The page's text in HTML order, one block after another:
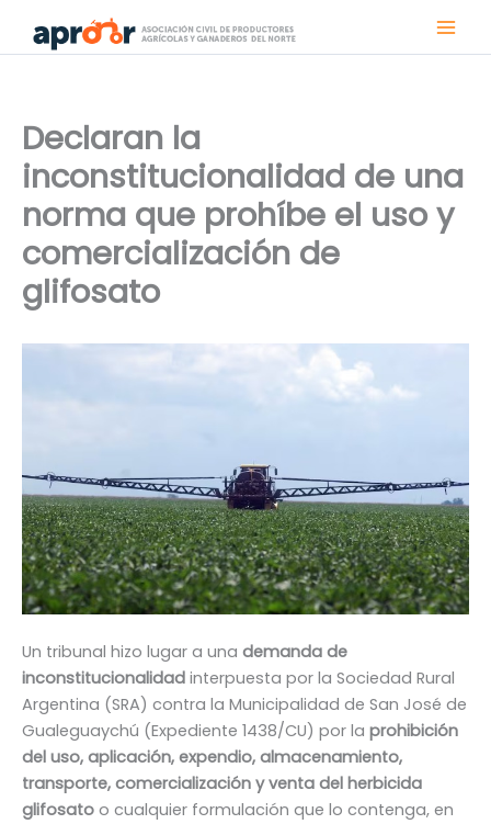
Declaran la
inconstitucionalidad de una
norma que prohíbe el uso y
comercialización de
glifosato
Un tribunal hizo lugar a una demanda de
inconstitucionalidad interpuesta por la Sociedad Rural
Argentina (SRA) contra la Municipalidad de San José de
Gualeguaychú (Expediente 1438/CU) por la prohibición
del uso, aplicación, expendio, almacenamiento,
transporte, comercialización y venta del herbicida
glifosato o cualquier formulación que lo contenga, en